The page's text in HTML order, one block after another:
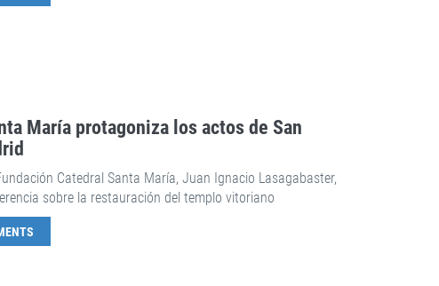
María protagoniza los actos de San
Catedral Santa María, Juan Ignacio Lasagabaster,
sobre la restauración del templo vitoriano